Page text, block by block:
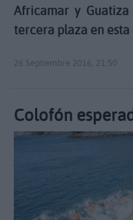
Africamar y
tercera plaza en
26 Septiembre 2016, 21:50
Colofón